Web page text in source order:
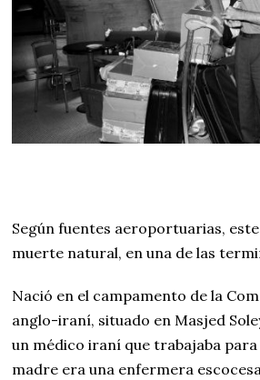
Según fuentes aeroportuarias,
muerte natural, en una de las
Nació en el campamento de la
anglo-iraní, situado en Masjed
un médico iraní que trabajaba para
madre era una enfermera